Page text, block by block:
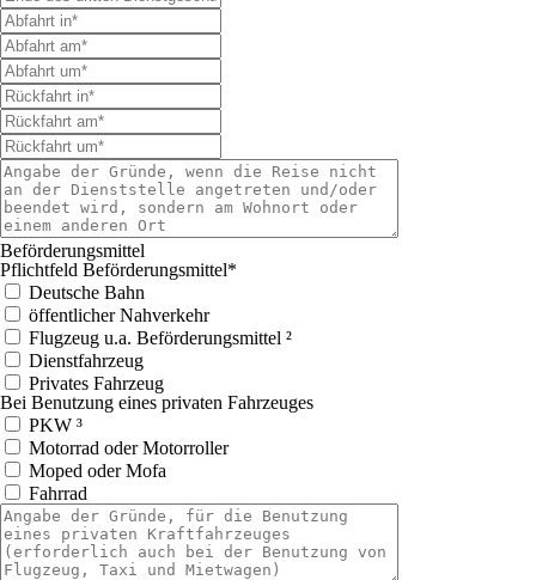
Beförderungsmittel
Pflichtfeld Beförderungsmittel*
Deutsche Bahn
öffentlicher Nahverkehr
Flugzeug u.a. Beförderungsmittel ²
Dienstfahrzeug
Privates Fahrzeug
Bei Benutzung eines privaten Fahrzeuges
PKW ³
Motorrad oder Motorroller
Moped oder Mofa
Fahrrad